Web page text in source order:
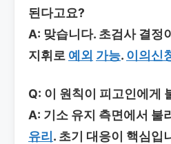
된다고요?
A: 맞습니다. 초검사 결정
지휘로 예외 가능. 이의신
Q: 이 원칙이 피고인에게
A: 기소 유지 측면에서 불
유리 . 초기 대응이 핵심입